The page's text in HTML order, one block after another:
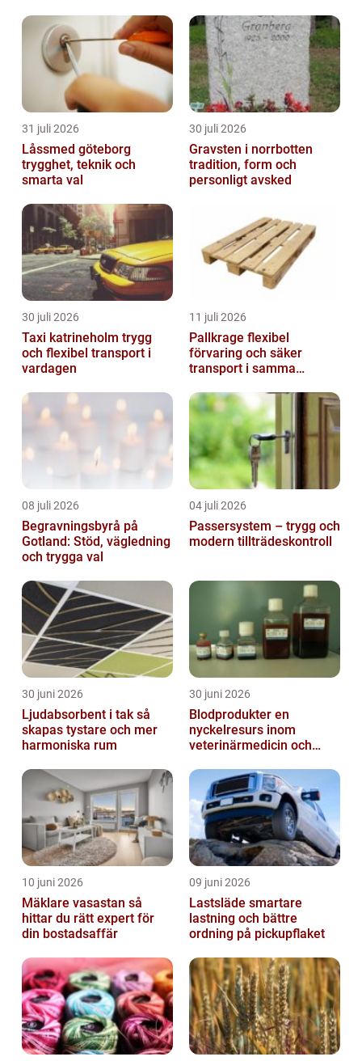
31 juli 2026
Låssmed göteborg
trygghet, teknik och
smarta val
30 juli 2026
Gravsten i norrbotten
tradition, form och
personligt avsked
30 juli 2026
Taxi katrineholm trygg
och flexibel transport i
vardagen
11 juli 2026
Pallkrage flexibel
förvaring och säker
transport i samma
08 juli 2026
Begravningsbyrå på
Gotland: Stöd, vägledning
och trygga val
04 juli 2026
Passersystem – trygg och
modern tillträdeskontroll
30 juni 2026
Ljudabsorbent i tak så
skapas tystare och mer
harmoniska rum
30 juni 2026
Blodprodukter en
nyckelresurs inom
veterinärmedicin och
10 juni 2026
Mäklare vasastan så
hittar du rätt expert för
din bostadsaffär
09 juni 2026
Lastsläde smartare
lastning och bättre
ordning på pickupflaket